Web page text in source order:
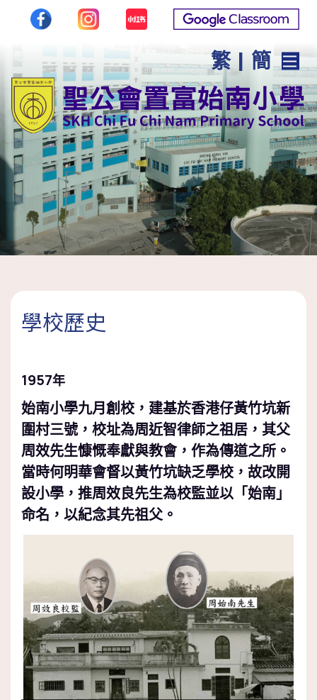
繁 | 簡
學校歷史
1957年
始南小學九月創校，建基於香港仔黃竹坑新
圍村三號，校址為周近智律師之祖居，其父
周效先生慷慨奉獻與教會，作為傳道之所。
當時何明華會督以黃竹坑缺乏學校，故改開
設小學，推周效良先生為校監並以「始南」
命名，以紀念其先祖父。